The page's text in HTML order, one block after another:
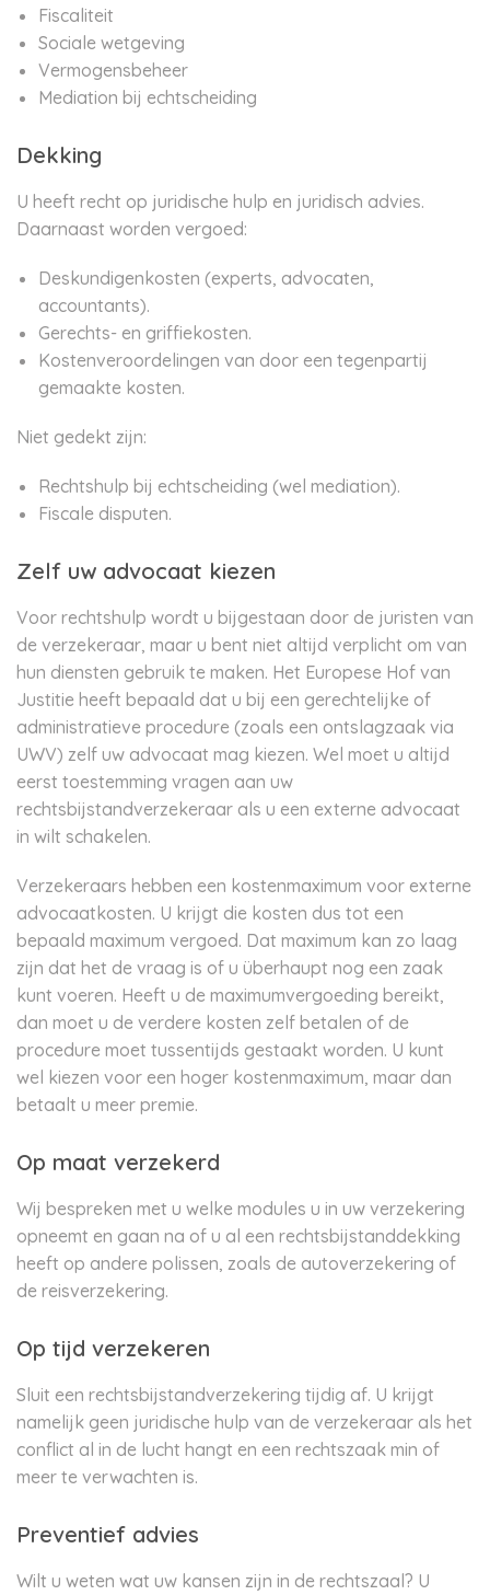
Fiscaliteit
Sociale wetgeving
Vermogensbeheer
Mediation bij echtscheiding
Dekking
U heeft recht op juridische hulp en juridisch advies.
Daarnaast worden vergoed:
Deskundigenkosten (experts, advocaten,
accountants).
Gerechts- en griffiekosten.
Kostenveroordelingen van door een tegenpartij
gemaakte kosten.
Niet gedekt zijn:
Rechtshulp bij echtscheiding (wel mediation).
Fiscale disputen.
Zelf uw advocaat kiezen
Voor rechtshulp wordt u bijgestaan door de juristen van
de verzekeraar, maar u bent niet altijd verplicht om van
hun diensten gebruik te maken. Het Europese Hof van
Justitie heeft bepaald dat u bij een gerechtelijke of
administratieve procedure (zoals een ontslagzaak via
UWV) zelf uw advocaat mag kiezen. Wel moet u altijd
eerst toestemming vragen aan uw
rechtsbijstandverzekeraar als u een externe advocaat
in wilt schakelen.
Verzekeraars hebben een kostenmaximum voor externe
advocaatkosten. U krijgt die kosten dus tot een
bepaald maximum vergoed. Dat maximum kan zo laag
zijn dat het de vraag is of u überhaupt nog een zaak
kunt voeren. Heeft u de maximumvergoeding bereikt,
dan moet u de verdere kosten zelf betalen of de
procedure moet tussentijds gestaakt worden. U kunt
wel kiezen voor een hoger kostenmaximum, maar dan
betaalt u meer premie.
Op maat verzekerd
Wij bespreken met u welke modules u in uw verzekering
opneemt en gaan na of u al een rechtsbijstanddekking
heeft op andere polissen, zoals de autoverzekering of
de reisverzekering.
Op tijd verzekeren
Sluit een rechtsbijstandverzekering tijdig af. U krijgt
namelijk geen juridische hulp van de verzekeraar als het
conflict al in de lucht hangt en een rechtszaak min of
meer te verwachten is.
Preventief advies
Wilt u weten wat uw kansen zijn in de rechtszaal? U